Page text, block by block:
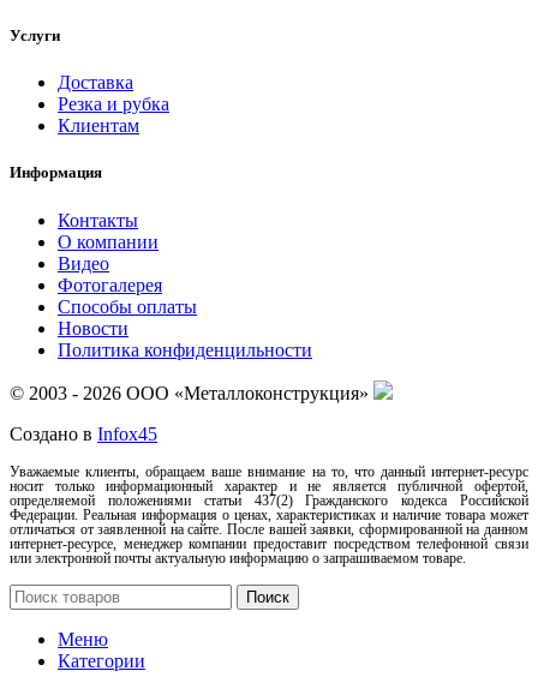
Услуги
Доставка
Резка и рубка
Клиентам
Информация
Контакты
О компании
Видео
Фотогалерея
Способы оплаты
Новости
Политика конфиденцильности
© 2003 - 2026 ООО «Металлоконструкция»
Создано в Infox45
Уважаемые клиенты, обращаем ваше внимание на то, что данный интернет-ресурс
носит только информационный характер и не является публичной офертой,
определяемой положениями статьи 437(2) Гражданского кодекса Российской
Федерации. Реальная информация о ценах, характеристиках и наличие товара может
отличаться от заявленной на сайте. После вашей заявки, сформированной на данном
интернет-ресурсе, менеджер компании предоставит посредством телефонной связи
или электронной почты актуальную информацию о запрашиваемом товаре.
Поиск
Меню
Категории